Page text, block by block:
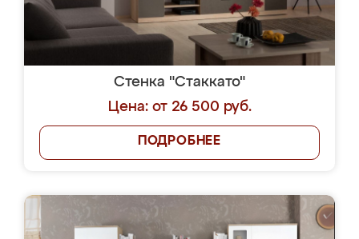
Стенка "Стаккато"
Цена: от 26 500 руб.
ПОДРОБНЕЕ